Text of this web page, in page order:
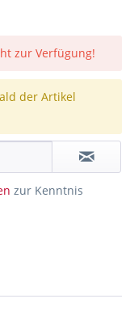
zur Verfügung!
der Artikel
zur Kenntnis